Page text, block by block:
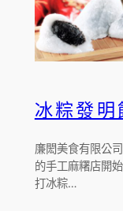
冰粽發明
廉閎美食有限公
的手工麻糬店開
打冰粽…